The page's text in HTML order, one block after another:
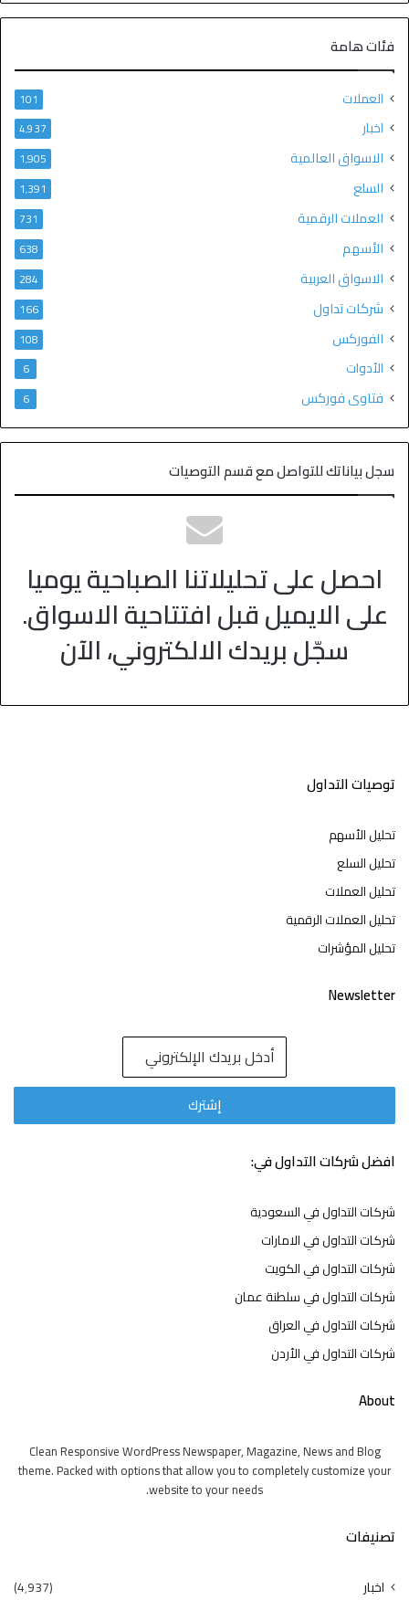
فئات هامة
العملات 101
اخبار 4٬937
الاسواق العالمية 1٬905
السلع 1٬391
العملات الرقمية 731
الأسهم 638
الاسواق العربية 284
شركات تداول 166
الفوركس 108
الأدوات 6
فتاوى فوركس 6
سجل بياناتك للتواصل مع قسم التوصيات
احصل على تحليلاتنا الصباحية يوميا
على الايميل قبل افتتاحية الاسواق.
سجّل بريدك الالكتروني، الآن
توصيات التداول
تحليل الأسهم
تحليل السلع
تحليل العملات
تحليل العملات الرقمية
تحليل المؤشرات
Newsletter
افضل شركات التداول في:
شركات التداول في السعودية
شركات التداول في الامارات
شركات التداول في الكويت
شركات التداول في سلطنة عمان
شركات التداول في العراق
شركات التداول في الأردن
About
Clean Responsive WordPress Newspaper, Magazine, News and Blog
theme. Packed with options that allow you to completely customize your
website to your needs.
تصنيفات
اخبار (4٬937)